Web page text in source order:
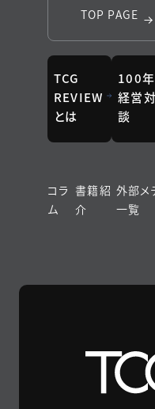
TOP PAGE
TCG
REVIEW
とは
100年
経営対
談
コラ
ム
書籍紹
介
外部メ
一覧